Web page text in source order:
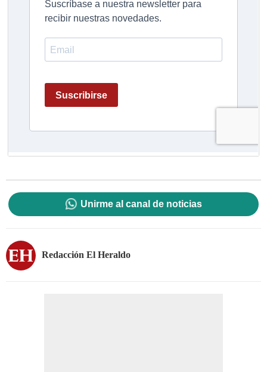
Unirme al canal de noticias
Redacción El Heraldo